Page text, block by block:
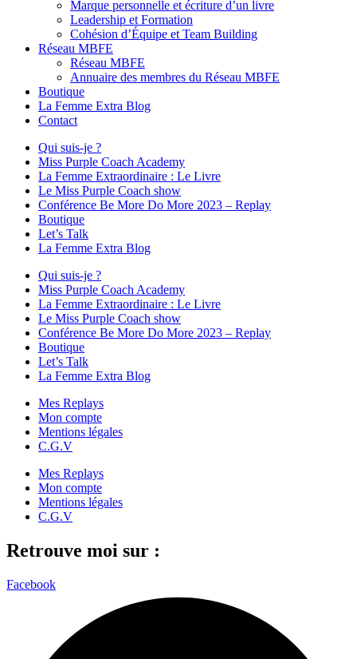
Marque personnelle et écriture d’un livre
Leadership et Formation
Cohésion d’Équipe et Team Building
Réseau MBFE
Réseau MBFE
Annuaire des membres du Réseau MBFE
Boutique
La Femme Extra Blog
Contact
Qui suis-je ?
Miss Purple Coach Academy
La Femme Extraordinaire : Le Livre
Le Miss Purple Coach show
Conférence Be More Do More 2023 – Replay
Boutique
Let’s Talk
La Femme Extra Blog
Qui suis-je ?
Miss Purple Coach Academy
La Femme Extraordinaire : Le Livre
Le Miss Purple Coach show
Conférence Be More Do More 2023 – Replay
Boutique
Let’s Talk
La Femme Extra Blog
Mes Replays
Mon compte
Mentions légales
C.G.V
Mes Replays
Mon compte
Mentions légales
C.G.V
Retrouve moi sur :
Facebook